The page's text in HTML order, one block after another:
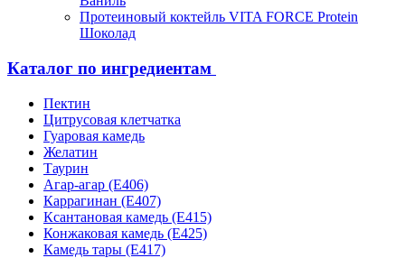
Протеиновый коктейль VITA FORCE Protein
Шоколад
Каталог по ингредиентам
Пектин
Цитрусовая клетчатка
Гуаровая камедь
Желатин
Таурин
Агар-агар (Е406)
Каррагинан (Е407)
Ксантановая камедь (Е415)
Конжаковая камедь (Е425)
Камедь тары (Е417)